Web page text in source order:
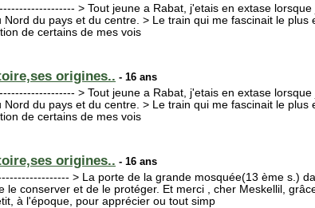
> Tout jeune a Rabat, j'etais en extase lorsque
du pays et du centre. > Le train qui me fascinait le plus
de certains de mes vois
origines.. - 16 ans
> Tout jeune a Rabat, j'etais en extase lorsque
du pays et du centre. > Le train qui me fascinait le plus
de certains de mes vois
origines.. - 16 ans
> La porte de la grande mosquée(13 ème s.)
le conserver et de le protéger. Et merci , cher Meskellil,
à l'époque, pour apprécier ou tout simp